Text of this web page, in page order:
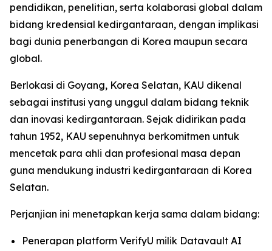
pendidikan, penelitian, serta kolaborasi global dalam
bidang kredensial kedirgantaraan, dengan implikasi
bagi dunia penerbangan di Korea maupun secara
global.
Berlokasi di Goyang, Korea Selatan, KAU dikenal
sebagai institusi yang unggul dalam bidang teknik
dan inovasi kedirgantaraan. Sejak didirikan pada
tahun 1952, KAU sepenuhnya berkomitmen untuk
mencetak para ahli dan profesional masa depan
guna mendukung industri kedirgantaraan di Korea
Selatan.
Perjanjian ini menetapkan kerja sama dalam bidang:
Penerapan platform VerifyU milik Datavault AI